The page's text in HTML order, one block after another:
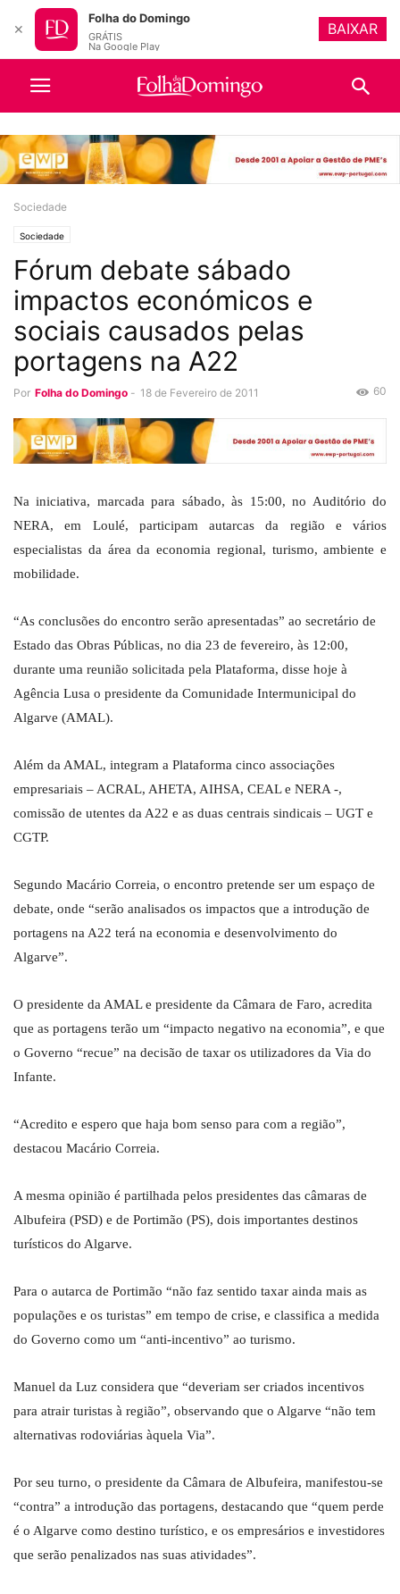
Sociedade
Sociedade
Fórum debate sábado
impactos económicos e
sociais causados pelas
portagens na A22
Por Folha do Domingo - 18 de Fevereiro de 2011 60
Na iniciativa, marcada para sábado, às 15:00, no Auditório do
NERA, em Loulé, participam autarcas da região e vários
especialistas da área da economia regional, turismo, ambiente e
mobilidade.
“As conclusões do encontro serão apresentadas” ao secretário de
Estado das Obras Públicas, no dia 23 de fevereiro, às 12:00,
durante uma reunião solicitada pela Plataforma, disse hoje à
Agência Lusa o presidente da Comunidade Intermunicipal do
Algarve (AMAL).
Além da AMAL, integram a Plataforma cinco associações
empresariais – ACRAL, AHETA, AIHSA, CEAL e NERA -,
comissão de utentes da A22 e as duas centrais sindicais – UGT e
CGTP.
Segundo Macário Correia, o encontro pretende ser um espaço de
debate, onde “serão analisados os impactos que a introdução de
portagens na A22 terá na economia e desenvolvimento do
Algarve”.
O presidente da AMAL e presidente da Câmara de Faro, acredita
que as portagens terão um “impacto negativo na economia”, e que
o Governo “recue” na decisão de taxar os utilizadores da Via do
Infante.
“Acredito e espero que haja bom senso para com a região”,
destacou Macário Correia.
A mesma opinião é partilhada pelos presidentes das câmaras de
Albufeira (PSD) e de Portimão (PS), dois importantes destinos
turísticos do Algarve.
Para o autarca de Portimão “não faz sentido taxar ainda mais as
populações e os turistas” em tempo de crise, e classifica a medida
do Governo como um “anti-incentivo” ao turismo.
Manuel da Luz considera que “deveriam ser criados incentivos
para atrair turistas à região”, observando que o Algarve “não tem
alternativas rodoviárias àquela Via”.
Por seu turno, o presidente da Câmara de Albufeira, manifestou-se
“contra” a introdução das portagens, destacando que “quem perde
é o Algarve como destino turístico, e os empresários e investidores
que serão penalizados nas suas atividades”.
✕
Folha do Domingo
GRÁTIS
Na Google Play
BAIXAR